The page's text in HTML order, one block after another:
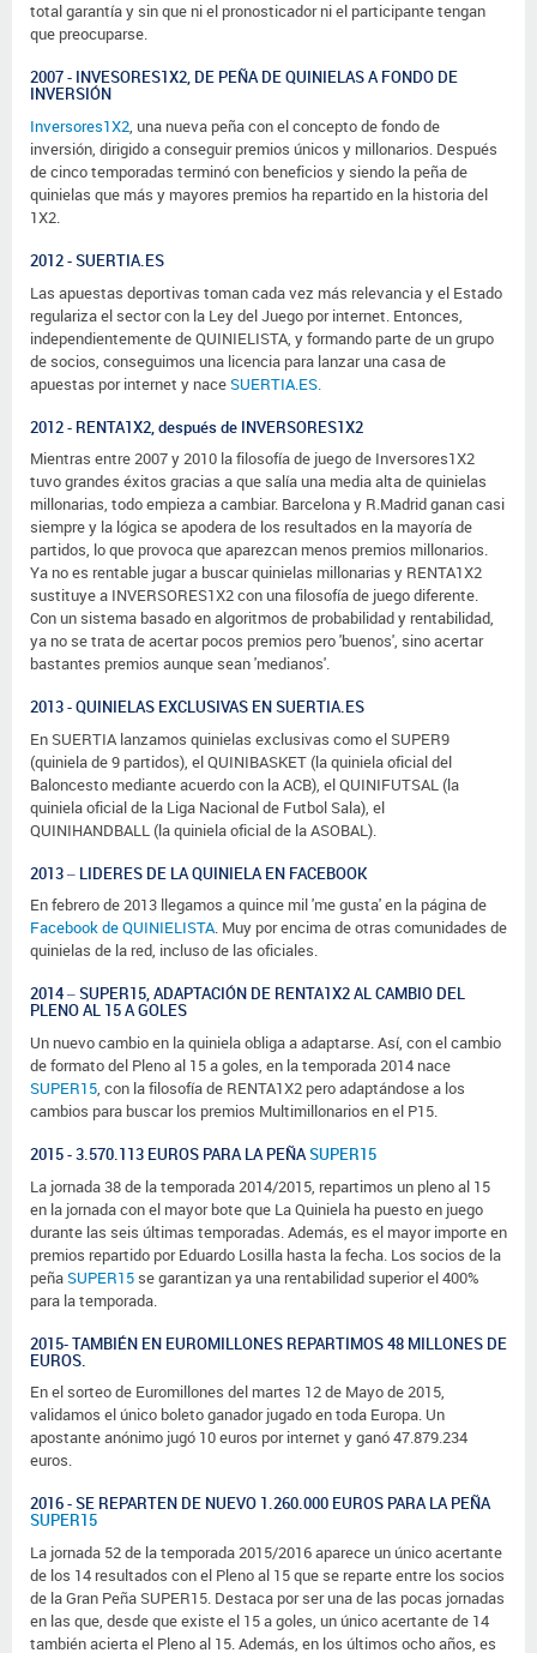
total garantía y sin que ni el pronosticador ni el participante tengan
que preocuparse.
2007 - INVESORES1X2, DE PEÑA DE QUINIELAS A FONDO DE
INVERSIÓN
Inversores1X2 , una nueva peña con el concepto de fondo de
inversión, dirigido a conseguir premios únicos y millonarios. Después
de cinco temporadas terminó con beneficios y siendo la peña de
quinielas que más y mayores premios ha repartido en la historia del
1X2.
2012 - SUERTIA.ES
Las apuestas deportivas toman cada vez más relevancia y el Estado
regulariza el sector con la Ley del Juego por internet. Entonces,
independientemente de QUINIELISTA, y formando parte de un grupo
de socios, conseguimos una licencia para lanzar una casa de
apuestas por internet y nace SUERTIA.ES.
2012 - RENTA1X2, después de INVERSORES1X2
Mientras entre 2007 y 2010 la filosofía de juego de Inversores1X2
tuvo grandes éxitos gracias a que salía una media alta de quinielas
millonarias, todo empieza a cambiar. Barcelona y R.Madrid ganan casi
siempre y la lógica se apodera de los resultados en la mayoría de
partidos, lo que provoca que aparezcan menos premios millonarios.
Ya no es rentable jugar a buscar quinielas millonarias y RENTA1X2
sustituye a INVERSORES1X2 con una filosofía de juego diferente.
Con un sistema basado en algoritmos de probabilidad y rentabilidad,
ya no se trata de acertar pocos premios pero 'buenos', sino acertar
bastantes premios aunque sean 'medianos'.
2013 - QUINIELAS EXCLUSIVAS EN SUERTIA.ES
En SUERTIA lanzamos quinielas exclusivas como el SUPER9
(quiniela de 9 partidos), el QUINIBASKET (la quiniela oficial del
Baloncesto mediante acuerdo con la ACB), el QUINIFUTSAL (la
quiniela oficial de la Liga Nacional de Futbol Sala), el
QUINIHANDBALL (la quiniela oficial de la ASOBAL).
2013 – LIDERES DE LA QUINIELA EN FACEBOOK
En febrero de 2013 llegamos a quince mil 'me gusta' en la página de
Facebook de QUINIELISTA. Muy por encima de otras comunidades de
quinielas de la red, incluso de las oficiales.
2014 – SUPER15, ADAPTACIÓN DE RENTA1X2 AL CAMBIO DEL
PLENO AL 15 A GOLES
Un nuevo cambio en la quiniela obliga a adaptarse. Así, con el cambio
de formato del Pleno al 15 a goles, en la temporada 2014 nace
SUPER15 , con la filosofía de RENTA1X2 pero adaptándose a los
cambios para buscar los premios Multimillonarios en el P15.
2015 - 3.570.113 EUROS PARA LA PEÑA SUPER15
La jornada 38 de la temporada 2014/2015, repartimos un pleno al 15
en la jornada con el mayor bote que La Quiniela ha puesto en juego
durante las seis últimas temporadas. Además, es el mayor importe en
premios repartido por Eduardo Losilla hasta la fecha. Los socios de la
peña SUPER15 se garantizan ya una rentabilidad superior el 400%
para la temporada.
2015- TAMBIÉN EN EUROMILLONES REPARTIMOS 48 MILLONES DE
EUROS.
En el sorteo de Euromillones del martes 12 de Mayo de 2015,
validamos el único boleto ganador jugado en toda Europa. Un
apostante anónimo jugó 10 euros por internet y ganó 47.879.234
euros.
2016 - SE REPARTEN DE NUEVO 1.260.000 EUROS PARA LA PEÑA
SUPER15
La jornada 52 de la temporada 2015/2016 aparece un único acertante
de los 14 resultados con el Pleno al 15 que se reparte entre los socios
de la Gran Peña SUPER15. Destaca por ser una de las pocas jornadas
en las que, desde que existe el 15 a goles, un único acertante de 14
también acierta el Pleno al 15. Además, en los últimos ocho años, es